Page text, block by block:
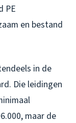
PE
en bestand
in de
Die leidingen
maar de